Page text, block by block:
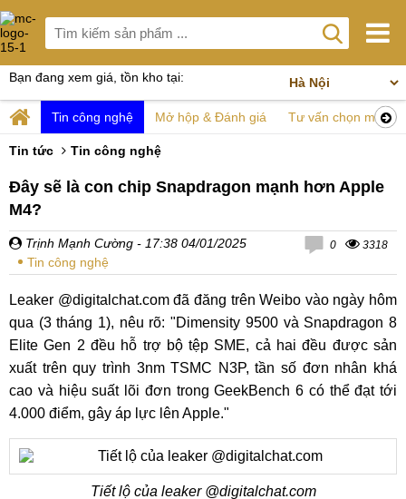
Bạn đang xem giá, tồn kho tại:
Tin công nghệ Mở hộp & Đánh giá Tư vấn chọn mua
Tin tức Tin công nghệ
Đây sẽ là con chip Snapdragon mạnh hơn Apple
M4?
Trịnh Mạnh Cường - 17:38 04/01/2025
Tin công nghệ
0 3318
Leaker @digitalchat.com đã đăng trên Weibo vào ngày hôm
qua (3 tháng 1), nêu rõ: "Dimensity 9500 và Snapdragon 8
Elite Gen 2 đều hỗ trợ bộ tệp SME, cả hai đều được sản
xuất trên quy trình 3nm TSMC N3P, tần số đơn nhân khá
cao và hiệu suất lõi đơn trong GeekBench 6 có thể đạt tới
4.000 điểm, gây áp lực lên Apple."
Tiết lộ của leaker @digitalchat.com